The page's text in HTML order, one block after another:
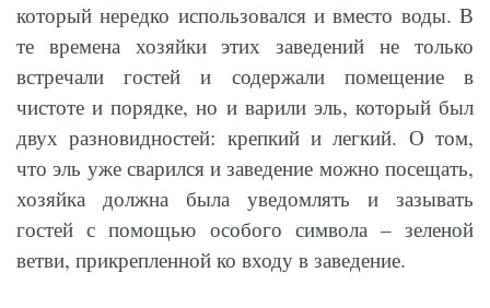
который нередко использовался и вместо воды. В
те времена хозяйки этих заведений не только
встречали гостей и содержали помещение в
чистоте и порядке, но и варили эль, который был
двух разновидностей: крепкий и легкий. О том,
что эль уже сварился и заведение можно посещать,
хозяйка должна была уведомлять и зазывать
гостей с помощью особого символа – зеленой
ветви, прикрепленной ко входу в заведение.